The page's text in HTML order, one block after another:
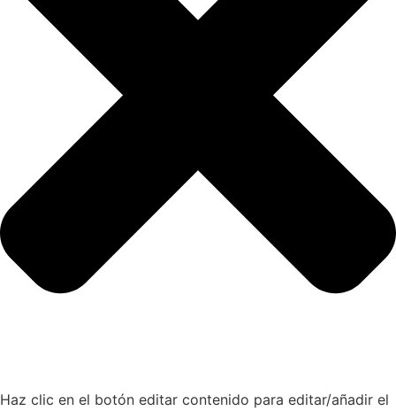
Haz clic en el botón editar contenido para editar/añadir el